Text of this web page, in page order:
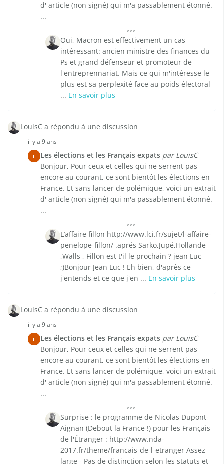
d' article (non signé) qui m'a passablement étonné.
...
Oui, Macron est effectivement un cas
intéressant: ancien ministre des finances du
Ps et grand défenseur et promoteur de
l'entreprennariat. Mais ce qui m'intéresse le
plus est sa perplexité face au poids électoral
... En savoir plus
LouisC a répondu à une discussion
il y a 9 ans
L Les élections et les Français expats par LouisC
Bonjour, Pour ceux et celles qui ne serrent pas
encore au courant, ce sont bientôt les élections en
France. Et sans lancer de polémique, voici un extrait
d' article (non signé) qui m'a passablement étonné.
...
L’affaire fillon http://www.lci.fr/sujet/l-affaire-
penelope-fillon/ .aprés Sarko,Jupé,Hollande
,Walls , Fillon est t'il le prochain ? jean Luc
;)Bonjour Jean Luc ! Eh bien, d'après ce
j'entends et ce que j'en ... En savoir plus
LouisC a répondu à une discussion
il y a 9 ans
L Les élections et les Français expats par LouisC
Bonjour, Pour ceux et celles qui ne serrent pas
encore au courant, ce sont bientôt les élections en
France. Et sans lancer de polémique, voici un extrait
d' article (non signé) qui m'a passablement étonné.
...
Surprise : le programme de Nicolas Dupont-
Aignan (Debout la France !) pour les Français
de l'Étranger : http://www.nda-
2017.fr/theme/francais-de-l-etranger Assez
large - Pas de distinction selon les statuts et